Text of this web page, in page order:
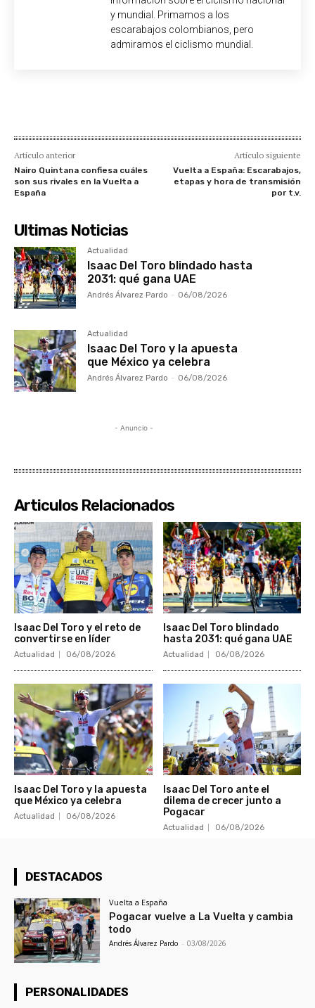
y mundial. Primamos a los
escarabajos colombianos, pero
admiramos el ciclismo mundial.
Artículo anterior
Nairo Quintana confiesa cuáles
son sus rivales en la Vuelta a
España
Artículo siguiente
Vuelta a España: Escarabajos,
etapas y hora de transmisión
por t.v.
Ultimas Noticias
Actualidad
Isaac Del Toro blindado hasta
2031: qué gana UAE
Andrés Álvarez Pardo - 06/08/2026
Actualidad
Isaac Del Toro y la apuesta
que México ya celebra
Andrés Álvarez Pardo - 06/08/2026
- Anuncio -
Articulos Relacionados
Isaac Del Toro y el reto de
convertirse en líder
Actualidad 06/08/2026
Isaac Del Toro blindado
hasta 2031: qué gana UAE
Actualidad 06/08/2026
Isaac Del Toro y la apuesta
que México ya celebra
Actualidad 06/08/2026
Isaac Del Toro ante el
dilema de crecer junto a
Pogacar
Actualidad 06/08/2026
DESTACADOS
Vuelta a España
Pogacar vuelve a La Vuelta y cambia
todo
Andrés Álvarez Pardo - 03/08/2026
PERSONALIDADES